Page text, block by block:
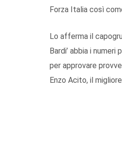
Forza Italia così
Lo afferma il
Bardi’ abbia i
per approvare
Enzo Acito, il